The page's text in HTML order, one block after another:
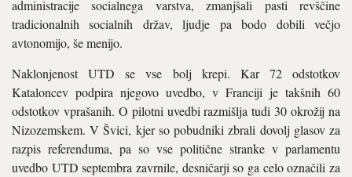
administracije socialnega varstva, zmanjšali pasti revščine
tradicionalnih socialnih držav, ljudje pa bodo dobili večjo
avtonomijo, še menijo.
Naklonjenost UTD se vse bolj krepi. Kar 72 odstotkov
Kataloncev podpira njegovo uvedbo, v Franciji je takšnih 60
odstotkov vprašanih. O pilotni uvedbi razmišlja tudi 30 okrožij na
Nizozemskem. V Švici, kjer so pobudniki zbrali dovolj glasov za
razpis referenduma, pa so vse politične stranke v parlamentu
uvedbo UTD septembra zavrnile, desničarji so ga celo označili za